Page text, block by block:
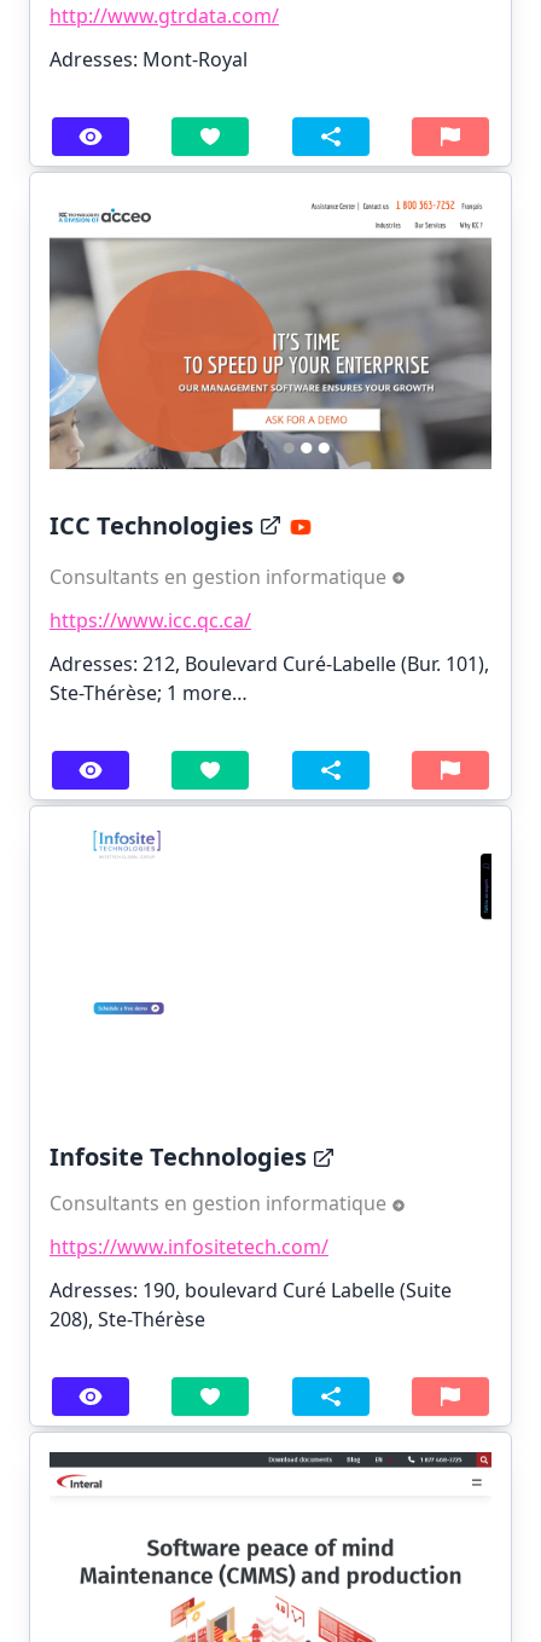
http://www.gtrdata.com/
Adresses: Mont-Royal
ICC Technologies
Consultants en gestion informatique
https://www.icc.qc.ca/
Adresses: 212, Boulevard Curé-Labelle (Bur. 101),
Ste-Thérèse; 1 more…
Infosite Technologies
Consultants en gestion informatique
https://www.infositetech.com/
Adresses: 190, boulevard Curé Labelle (Suite
208), Ste-Thérèse